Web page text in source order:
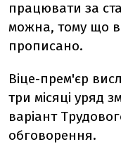
працювати за
можна, тому що в
прописано.
Віце-прем'єр
три місяці уряд
варіант
обговорення.